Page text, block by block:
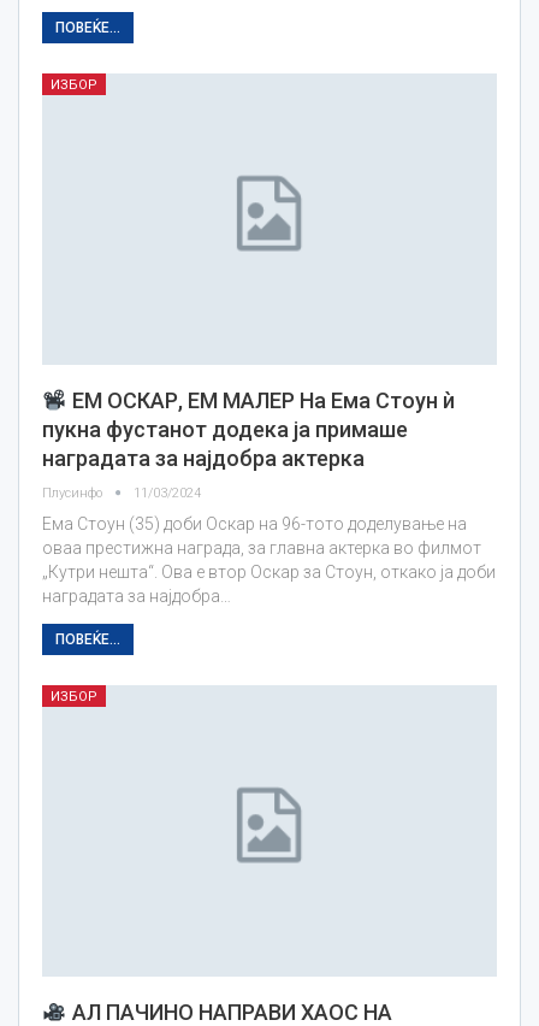
ПОВЕЌЕ...
ИЗБОР
ЕМ ОСКАР, ЕМ МАЛЕР На Ема Стоун ѝ
пукна фустанот додека ја примаше
наградата за најдобра актерка
Плусинфо 11/03/2024
Ема Стоун (35) доби Оскар на 96-тото доделување на
оваа престижна награда, за главна актерка во филмот
„Кутри нешта“. Ова е втор Оскар за Стоун, откако ја доби
наградата за најдобра…
ПОВЕЌЕ...
ИЗБОР
АЛ ПАЧИНО НАПРАВИ ХАОС НА